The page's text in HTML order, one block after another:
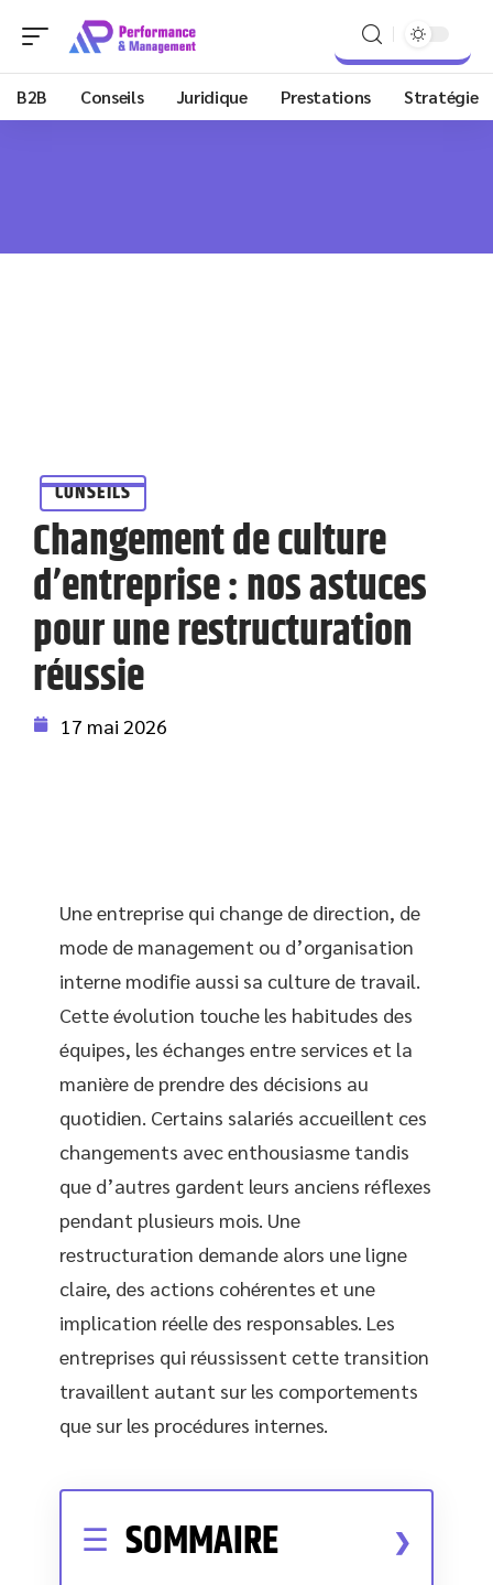
B2B Conseils Juridique Prestations Stratégie
CONSEILS
Changement de culture
d’entreprise : nos astuces
pour une restructuration
réussie
17 mai 2026
Une entreprise qui change de direction, de
mode de management ou d’organisation
interne modifie aussi sa culture de travail.
Cette évolution touche les habitudes des
équipes, les échanges entre services et la
manière de prendre des décisions au
quotidien. Certains salariés accueillent ces
changements avec enthousiasme tandis
que d’autres gardent leurs anciens réflexes
pendant plusieurs mois. Une
restructuration demande alors une ligne
claire, des actions cohérentes et une
implication réelle des responsables. Les
entreprises qui réussissent cette transition
travaillent autant sur les comportements
que sur les procédures internes.
SOMMAIRE